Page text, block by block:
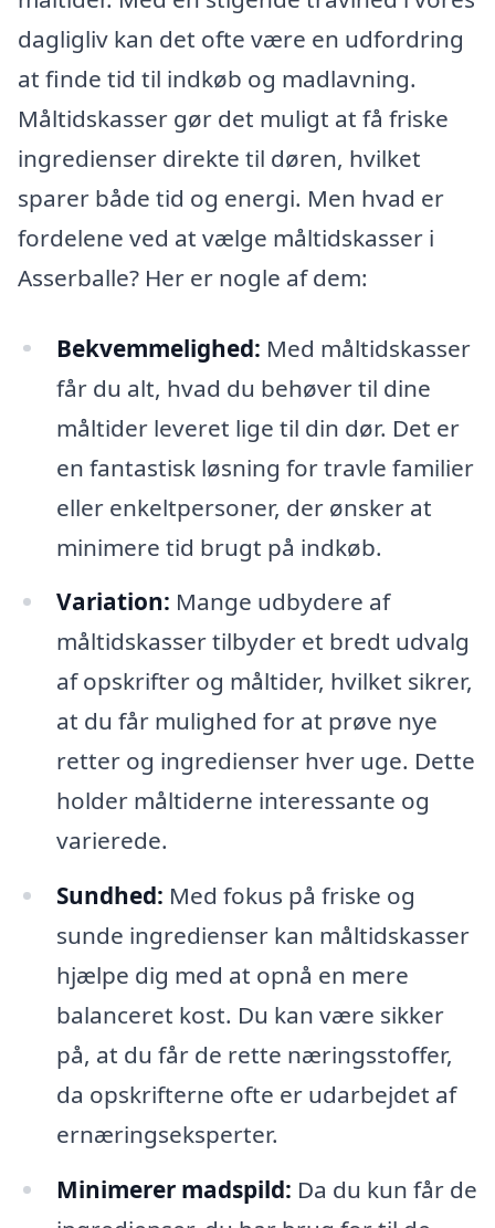
dagligliv kan det ofte være en udfordring
at finde tid til indkøb og madlavning.
Måltidskasser gør det muligt at få friske
ingredienser direkte til døren, hvilket
sparer både tid og energi. Men hvad er
fordelene ved at vælge måltidskasser i
Asserballe? Her er nogle af dem:
Bekvemmelighed: Med måltidskasser
får du alt, hvad du behøver til dine
måltider leveret lige til din dør. Det er
en fantastisk løsning for travle familier
eller enkeltpersoner, der ønsker at
minimere tid brugt på indkøb.
Variation: Mange udbydere af
måltidskasser tilbyder et bredt udvalg
af opskrifter og måltider, hvilket sikrer,
at du får mulighed for at prøve nye
retter og ingredienser hver uge. Dette
holder måltiderne interessante og
varierede.
Sundhed: Med fokus på friske og
sunde ingredienser kan måltidskasser
hjælpe dig med at opnå en mere
balanceret kost. Du kan være sikker
på, at du får de rette næringsstoffer,
da opskrifterne ofte er udarbejdet af
ernæringseksperter.
Minimerer madspild: Da du kun får de